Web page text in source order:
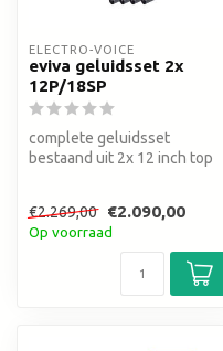
ELECTRO-VOICE
eviva geluidsset 2x
12P/18SP
complete geluidsset
bestaand uit 2x 12 inch top
€2.269,00
€2.090,00
Op voorraad